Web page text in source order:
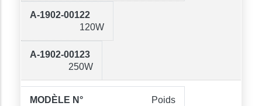
120W
250W
Poids